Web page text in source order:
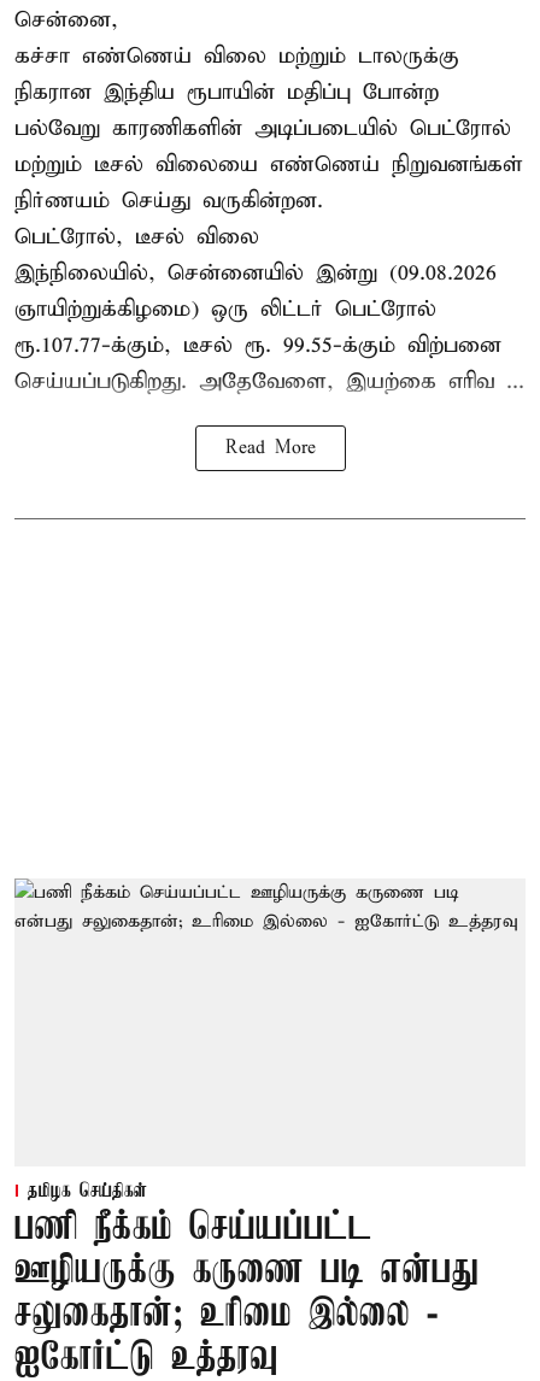
சென்னை,
கச்சா எண்ணெய் விலை மற்றும் டாலருக்கு
நிகரான இந்திய ரூபாயின் மதிப்பு போன்ற
பல்வேறு காரணிகளின் அடிப்படையில் பெட்ரோல்
மற்றும் டீசல் விலையை எண்ணெய் நிறுவனங்கள்
நிர்ணயம் செய்து வருகின்றன.
பெட்ரோல், டீசல் விலை
இந்நிலையில், சென்னையில் இன்று (09.08.2026
ஞாயிற்றுக்கிழமை) ஒரு லிட்டர் பெட்ரோல்
ரூ.107.77-க்கும், டீசல் ரூ. 99.55-க்கும் விற்பனை
செய்யப்படுகிறது. அதேவேளை, இயற்கை எரிவ ...
Read More
தமிழக செய்திகள்
பணி நீக்கம் செய்யப்பட்ட
ஊழியருக்கு கருணை படி என்பது
சலுகைதான்; உரிமை இல்லை -
ஐகோர்ட்டு உத்தரவு